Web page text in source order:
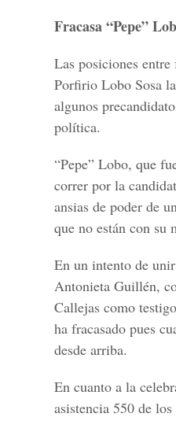
Fracasa “Pepe”
Las posiciones entre
Porfirio Lobo Sosa
algunos
política.
“Pepe” Lobo, que
correr por la
ansias de poder de
que no están con su
En un intento de
Antonieta Guillén,
Callejas como
ha fracasado pues
desde arriba.
En cuanto a la
asistencia 550 de